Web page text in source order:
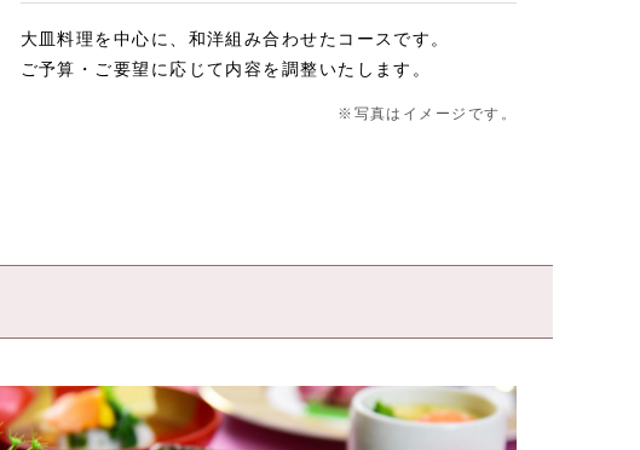
大皿料理を中心に、和洋組み合わせたコースです。
ご予算・ご要望に応じて内容を調整いたします。
※写真はイメージです。